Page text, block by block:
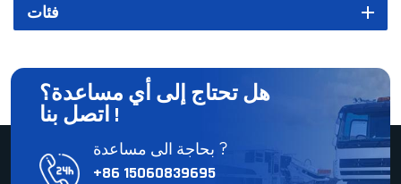
فئات
هل تحتاج إلى أي مساعدة؟
اتصل بنا !
بحاجة الى مساعدة ?
+86 15060839695